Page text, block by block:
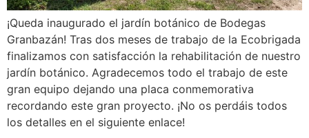
¡Queda inaugurado el jardín botánico de Bodegas
Granbazán! Tras dos meses de trabajo de la Ecobrigada
finalizamos con satisfacción la rehabilitación de nuestro
jardín botánico. Agradecemos todo el trabajo de este
gran equipo dejando una placa conmemorativa
recordando este gran proyecto. ¡No os perdáis todos
los detalles en el siguiente enlace!